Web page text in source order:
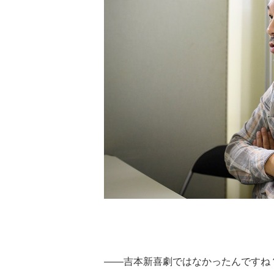
――吉本新喜劇ではなかったんですね